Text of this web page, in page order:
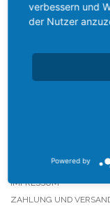
WIDERRUFSRECHT
IMPRESSUM
ZAHLUNG UND
verbessern und
der Nutzer
Powered by